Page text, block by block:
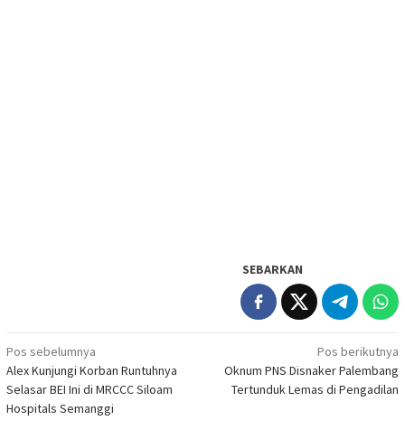
SEBARKAN
Navigasi
pos
Pos sebelumnya
Alex Kunjungi Korban Runtuhnya
Selasar BEI Ini di MRCCC Siloam
Hospitals Semanggi
Pos berikutnya
Oknum PNS Disnaker Palembang
Tertunduk Lemas di Pengadilan